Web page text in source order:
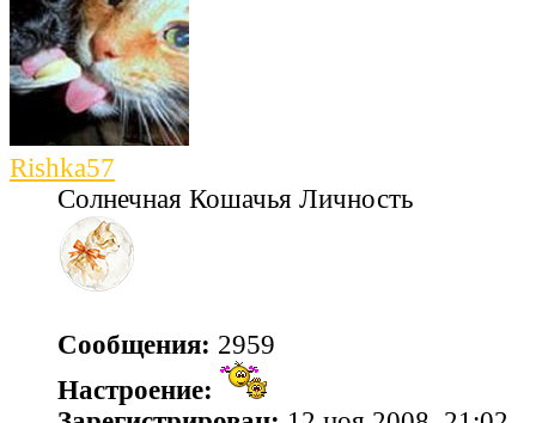
Rishka57
Солнечная Кошачья Личность
Сообщения: 2959
Настроение: